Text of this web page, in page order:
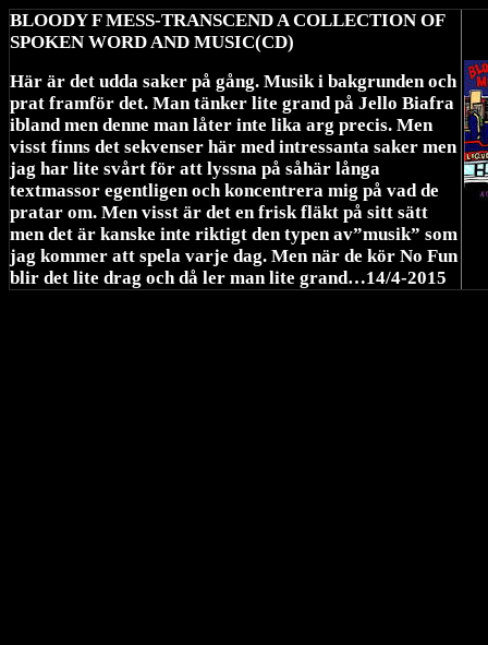
BLOODY F MESS-TRANSCEND A COLLECTION OF
SPOKEN WORD AND MUSIC(CD)
Här är det udda saker på gång. Musik i bakgrunden och
prat framför det. Man tänker lite grand på Jello Biafra
ibland men denne man låter inte lika arg precis. Men
visst finns det sekvenser här med intressanta saker men
jag har lite svårt för att lyssna på såhär långa
textmassor egentligen och koncentrera mig på vad de
pratar om. Men visst är det en frisk fläkt på sitt sätt
men det är kanske inte riktigt den typen av”musik” som
jag kommer att spela varje dag. Men när de kör No Fun
blir det lite drag och då ler man lite grand…14/4-2015